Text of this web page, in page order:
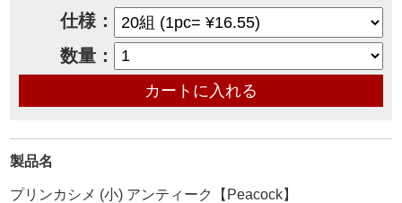
仕様：
数量：
製品名
プリンカシメ (小) アンティーク【Peacock】